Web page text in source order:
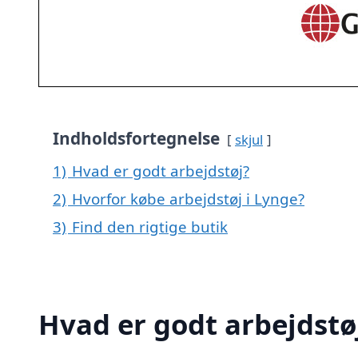
Indholdsfortegnelse skjul
1) Hvad er godt arbejdstøj?
2) Hvorfor købe arbejdstøj i Lynge?
3) Find den rigtige butik
Hvad er godt